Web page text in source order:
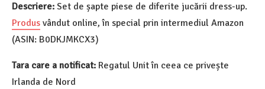
Descriere: Set de șapte piese de diferite jucării dress-up.
Produs vândut online, în special prin intermediul Amazon
(ASIN: B0DKJMKCX3)
Tara care a notificat: Regatul Unit în ceea ce privește
Irlanda de Nord